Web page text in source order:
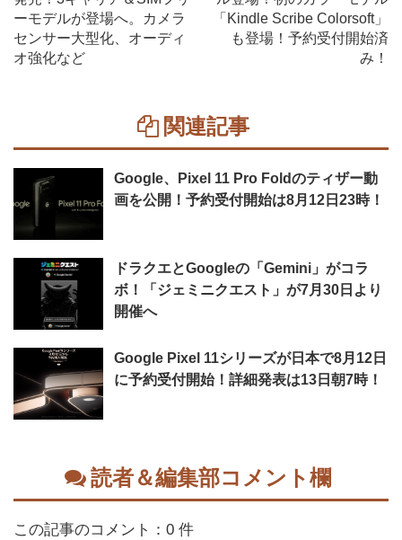
ーモデルが登場へ。カメラ
センサー大型化、オーディ
オ強化など
「Kindle Scribe Colorsoft」
も登場！予約受付開始済
み！
関連記事
Google、Pixel 11 Pro Foldのティザー動
画を公開！予約受付開始は8月12日23時！
ドラクエとGoogleの「Gemini」がコラ
ボ！「ジェミニクエスト」が7月30日より
開催へ
Google Pixel 11シリーズが日本で8月12日
に予約受付開始！詳細発表は13日朝7時！
読者＆編集部コメント欄
この記事のコメント：0 件